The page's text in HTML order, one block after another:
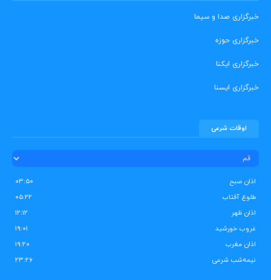
خبرگزاری صدا و سیما
خبرگزاری حوزه
خبرگزاری ایکنا
خبرگزاری ایسنا
اوقات شرعی
اذان صبح
۰۳:۵۰
طلوع آفتاب
۰۵:۲۲
اذان ظهر
۱۲:۱۲
غروب خورشید
۱۹:۰۱
اذان مغرب
۱۹:۲۰
نیمه‌شب شرعی
۲۳:۲۶